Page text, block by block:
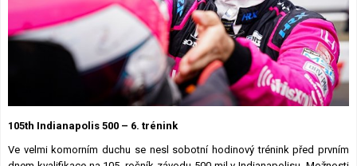
Týmy a jezdci F1
Okruhy F1
Lexikon F1
105th Indianapolis 500 – 6. trénink
Ve velmi komorním duchu se nesl sobotní hodinový trénink před prvním